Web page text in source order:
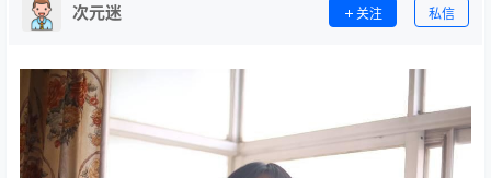
次元迷 关注 私信